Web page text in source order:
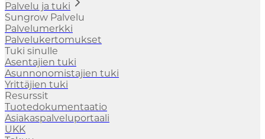
Palvelu ja tuki
Sungrow Palvelu
Palvelumerkki
Palvelukertomukset
Tuki sinulle
Asentajien tuki
Asunnonomistajien tuki
Yrittäjien tuki
Resurssit
Tuotedokumentaatio
Asiakaspalveluportaali
UKK